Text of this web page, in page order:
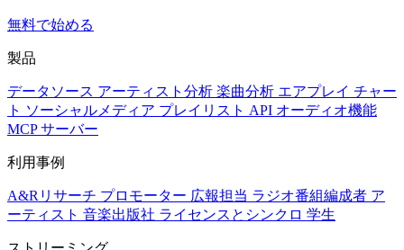
無料で始める
製品
データソース アーティスト分析 楽曲分析 エアプレイ チャー
ト ソーシャルメディア プレイリスト API オーディオ機能
MCP サーバー
利用事例
A&Rリサーチ プロモーター 広報担当 ラジオ番組編成者 ア
ーティスト 音楽出版社 ライセンスとシンクロ 学生